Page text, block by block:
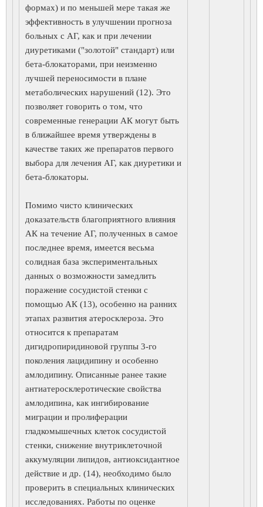
формах) и по меньшей мере такая же
эффективность в улучшении прогноза
больных с АГ, как и при лечении
диуретиками ("золотой" стандарт) или
бета-блокаторами, при неизменно
лучшей переносимости в плане
метаболических нарушений (12). Это
позволяет говорить о том, что
современные генерации АК могут быть
в ближайшее время утверждены в
качестве таких же препаратов первого
выбора для лечения АГ, как диуретики и
бета-блокаторы.
Помимо чисто клинических
доказательств благоприятного влияния
АК на течение АГ, полученных в самое
последнее время, имеется весьма
солидная база экспериментальных
данных о возможности замедлить
поражение сосудистой стенки с
помощью АК (13), особенно на ранних
этапах развития атеросклероза. Это
относится к препаратам
дигидропиридиновой группы 3-го
поколения лацидипину и особенно
амлодипину. Описанные ранее такие
антиатеросклеротические свойства
амлодипина, как ингибирование
миграции и пролиферации
гладкомышечных клеток сосудистой
стенки, снижение внутриклеточной
аккумуляции липидов, антиоксидантное
действие и др. (14), необходимо было
проверить в специальных клинических
исследованиях. Работы по оценке